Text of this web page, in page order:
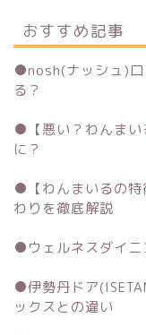
おすすめ記事
●nosh(ナッシュ)
る？
● 【悪い？わんま
に？
● 【わんまいるの
わりを徹底解説
●ウェルネスダイ
●伊勢丹ドア
ックスとの違い